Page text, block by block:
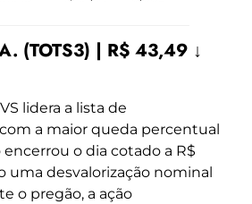
(TOTS3) | R$ 43,49 ↓
lidera a lista de
a maior queda percentual
o dia cotado a R$
uma desvalorização nominal
o pregão, a ação